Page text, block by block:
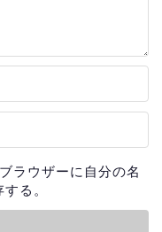
ラウザーに自分の名
る。